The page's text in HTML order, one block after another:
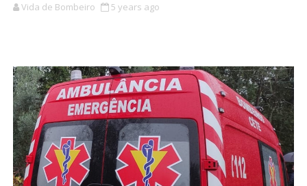
Vida de Bombeiro 5 years ago